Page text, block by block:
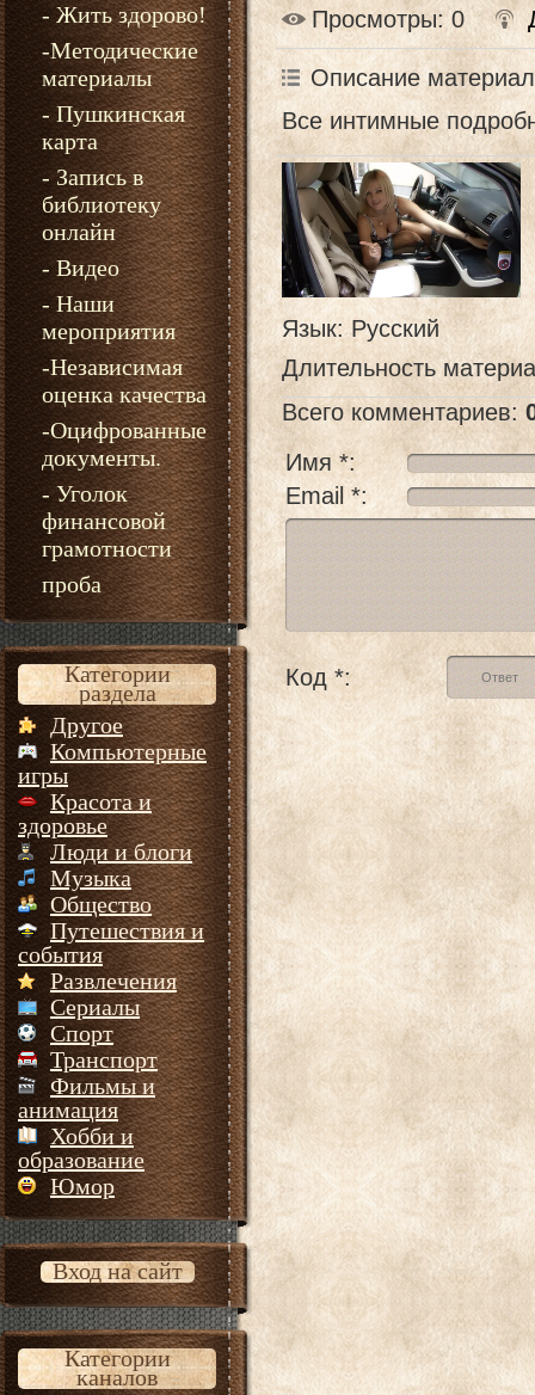
- Жить здорово!
-Методические
материалы
- Пушкинская
карта
- Запись в
библиотеку
онлайн
- Видео
- Наши
мероприятия
-Независимая
оценка качества
-Оцифрованные
документы.
- Уголок
финансовой
грамотности
проба
Категории
раздела
Другое
Компьютерные
игры
Красота и
здоровье
Люди и блоги
Музыка
Общество
Путешествия и
события
Развлечения
Сериалы
Спорт
Транспорт
Фильмы и
анимация
Хобби и
образование
Юмор
Вход на сайт
Категории
каналов
Просмотры: 0
Описание
Все интимные
Язык: Русский
Длительность
Всего комментариев:
Имя *:
Email *:
Код *: